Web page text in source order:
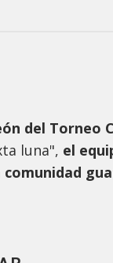
del Torneo
luna", el